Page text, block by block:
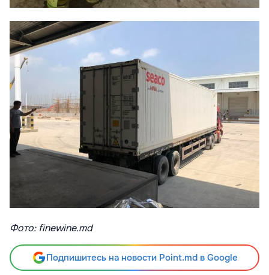
Фото: finewine.md
Подпишитесь на новости Point.md в Google